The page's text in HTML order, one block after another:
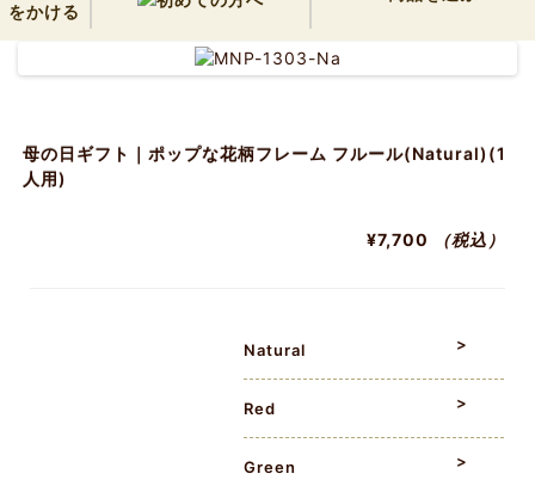
母の日ギフト｜ポップな花柄フレーム フルール(Natural)(1
人用)
¥7,700 （税込）
Natural
Red
Green